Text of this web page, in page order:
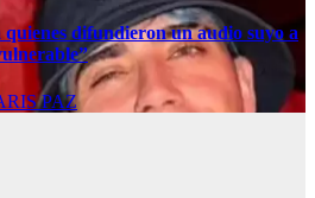
difundieron un audio suyo a
PAZ